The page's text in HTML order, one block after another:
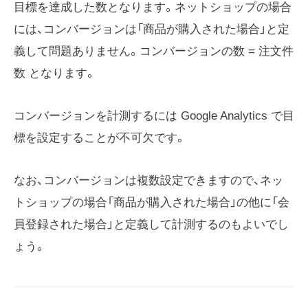
目標を達成した数となります。ネットショップの場合
には、コンバージョンは「商品が購入された場合」と定
義して問題ありません。コンバージョンの数 = 注文件
数 となります。
コンバージョンを計測するには Google Analytics で目
標を設定することが不可欠です。
なお、コンバージョンは複数設定できますので、ネッ
トショップの場合「商品が購入された場合」の他に「会
員登録された場合」と定義して計測するのもよいでし
ょう。